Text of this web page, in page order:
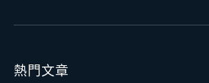
熱門文章